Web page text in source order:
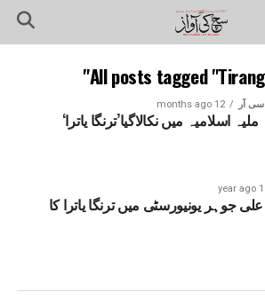
All posts tagged
سی آر 12 months ago
اسلامیہ میں نکالاگیا’ترنگا یاترا‘
1 year ago
جوہر یونیورسٹی میں ترنگا یاترا کا